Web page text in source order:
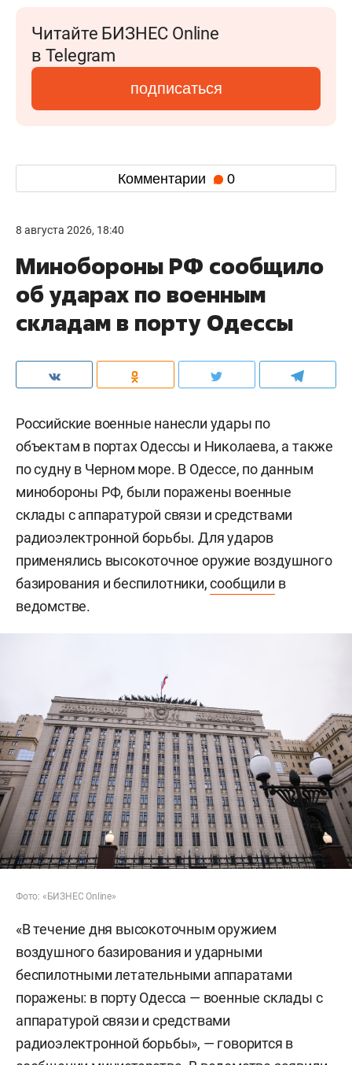
Читайте БИЗНЕС Online
в Telegram
подписаться
Комментарии 0
8 августа 2026, 18:40
Минобороны РФ сообщило
об ударах по военным
складам в порту Одессы
Российские военные нанесли удары по
объектам в портах Одессы и Николаева, а также
по судну в Черном море. В Одессе, по данным
минобороны РФ, были поражены военные
склады с аппаратурой связи и средствами
радиоэлектронной борьбы. Для ударов
применялись высокоточное оружие воздушного
базирования и беспилотники,сообщили в
ведомстве.
Фото: «БИЗНЕС Online»
«В течение дня высокоточным оружием
воздушного базирования и ударными
беспилотными летательными аппаратами
поражены: в порту Одесса — военные склады с
аппаратурой связи и средствами
радиоэлектронной борьбы», — говорится в